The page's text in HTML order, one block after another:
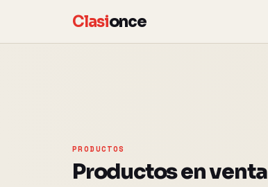
Clasionce
PRODUCTOS
Productos en venta